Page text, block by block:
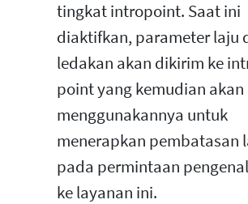
tingkat intropoint. Saat ini
diaktifkan, parameter laju
ledakan akan dikirim ke
point yang kemudian akan
menggunakannya untuk
menerapkan pembatasan
pada permintaan
ke layanan ini.